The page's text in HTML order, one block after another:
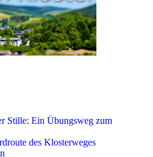
Stille: Ein Übungsweg zum
des Klosterweges